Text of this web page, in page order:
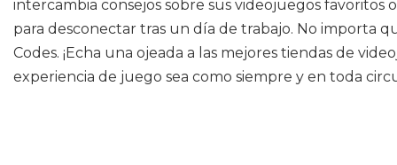
intercambia consejos sobre sus videojuegos
para desconectar tras un día de trabajo. No importa
Codes. ¡Echa una ojeada a las mejores tiendas de
experiencia de juego sea como siempre y en toda